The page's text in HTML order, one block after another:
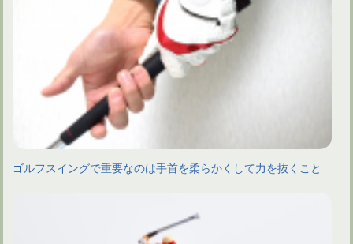
ゴルフスイングで重要なのは手首を柔らかくして力を抜くこと